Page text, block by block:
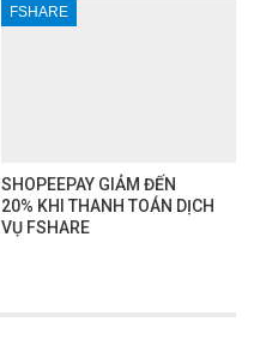
FSHARE
SHOPEEPAY GIẢM ĐẾN
20% KHI THANH TOÁN DỊCH
VỤ FSHARE